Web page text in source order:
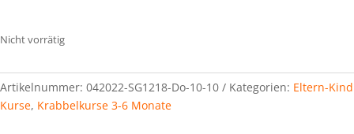
Nicht vorrätig
Artikelnummer: 042022-SG1218-Do-10-10 Kategorien: Eltern-Kind
Kurse, Krabbelkurse 3-6 Monate